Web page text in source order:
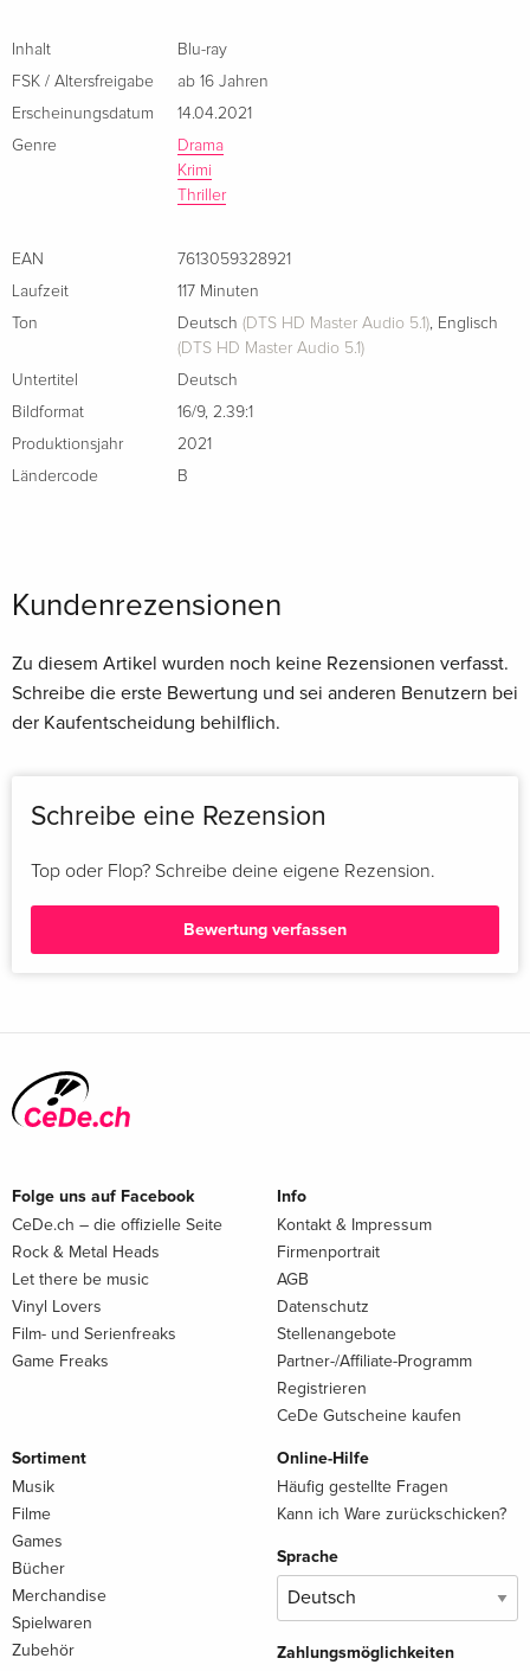
Inhalt
Blu-ray
FSK / Altersfreigabe
ab 16 Jahren
Erscheinungsdatum
14.04.2021
Genre
Drama
Krimi
Thriller
EAN
7613059328921
Laufzeit
117 Minuten
Ton
Deutsch (DTS HD Master Audio 5.1), Englisch
(DTS HD Master Audio 5.1)
Untertitel
Deutsch
Bildformat
16/9, 2.39:1
Produktionsjahr
2021
Ländercode
B
Kundenrezensionen
Zu diesem Artikel wurden noch keine Rezensionen verfasst.
Schreibe die erste Bewertung und sei anderen Benutzern bei
der Kaufentscheidung behilflich.
Schreibe eine Rezension
Top oder Flop? Schreibe deine eigene Rezension.
Bewertung verfassen
Folge uns auf Facebook
CeDe.ch – die offizielle Seite
Rock & Metal Heads
Let there be music
Vinyl Lovers
Film- und Serienfreaks
Game Freaks
Info
Kontakt & Impressum
Firmenportrait
AGB
Datenschutz
Stellenangebote
Partner-/Affiliate-Programm
Registrieren
CeDe Gutscheine kaufen
Sortiment
Musik
Filme
Games
Bücher
Merchandise
Spielwaren
Zubehör
Online-Hilfe
Häufig gestellte Fragen
Kann ich Ware zurückschicken?
Sprache
Zahlungsmöglichkeiten